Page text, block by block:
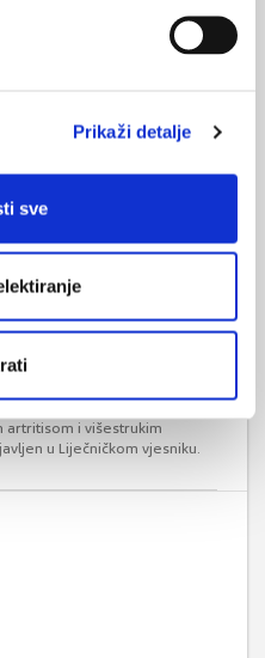
Prikaži detalje
sve
mogu se suočiti sa značajno
prijelomi
artritisom i višestrukim
u Liječničkom vjesniku.